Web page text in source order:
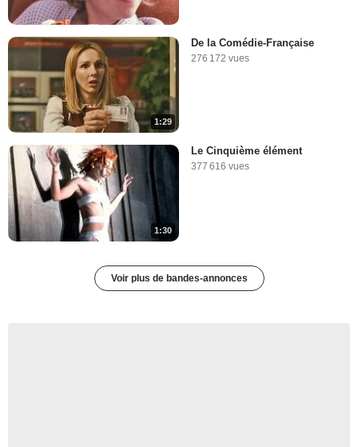
1:29
De la Comédie-Française
276 172 vues
1:30
Le Cinquième élément
377 616 vues
Voir plus de bandes-annonces